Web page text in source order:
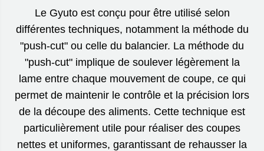
Le Gyuto est conçu pour être utilisé selon
différentes techniques, notamment la méthode du
"push-cut" ou celle du balancier. La méthode du
"push-cut" implique de soulever légèrement la
lame entre chaque mouvement de coupe, ce qui
permet de maintenir le contrôle et la précision lors
de la découpe des aliments. Cette technique est
particulièrement utile pour réaliser des coupes
nettes et uniformes, garantissant de rehausser la